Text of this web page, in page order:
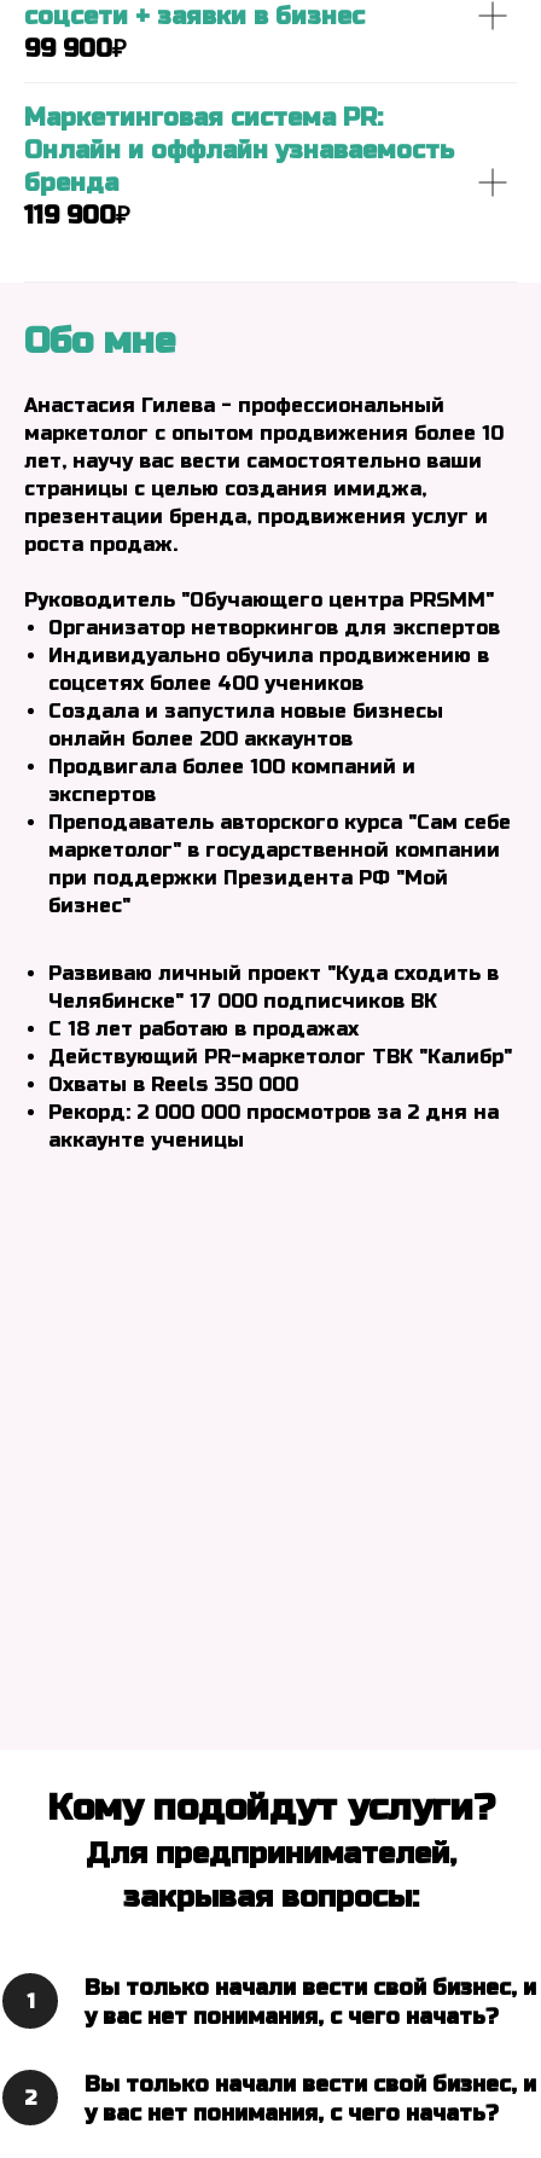
соцсети + заявки в бизнес
99 900₽
Маркетинговая система PR:
Онлайн и оффлайн узнаваемость
бренда
119 900₽
Обо мне
Анастасия Гилева - профессиональный
маркетолог с опытом продвижения более 10
лет, научу вас вести самостоятельно ваши
страницы с целью создания имиджа,
презентации бренда, продвижения услуг и
роста продаж.
Руководитель "Обучающего центра PRSMM"
Организатор нетворкингов для экспертов
Индивидуально обучила продвижению в
соцсетях более 400 учеников
Создала и запустила новые бизнесы
онлайн более 200 аккаунтов
Продвигала более 100 компаний и
экспертов
Преподаватель авторского курса "Сам себе
маркетолог" в государственной компании
при поддержки Президента РФ "Мой
бизнес"
Развиваю личный проект "Куда сходить в
Челябинске" 17 000 подписчиков ВК
С 18 лет работаю в продажах
Действующий PR-маркетолог ТВК "Калибр"
Охваты в Reels 350 000
Рекорд: 2 000 000 просмотров за 2 дня на
аккаунте ученицы
Кому подойдут услуги?
Для предпринимателей,
закрывая вопросы:
Вы только начали вести свой бизнес, и
у вас нет понимания, с чего начать?
Вы только начали вести свой бизнес, и
у вас нет понимания, с чего начать?